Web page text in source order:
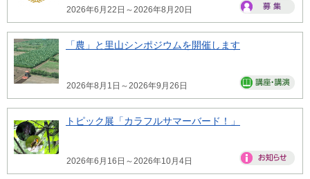
2026年6月22日～2026年8月20日
「農」と里山シンポジウムを開催します
2026年8月1日～2026年9月26日
トピック展「カラフルサマーバード！」
2026年6月16日～2026年10月4日